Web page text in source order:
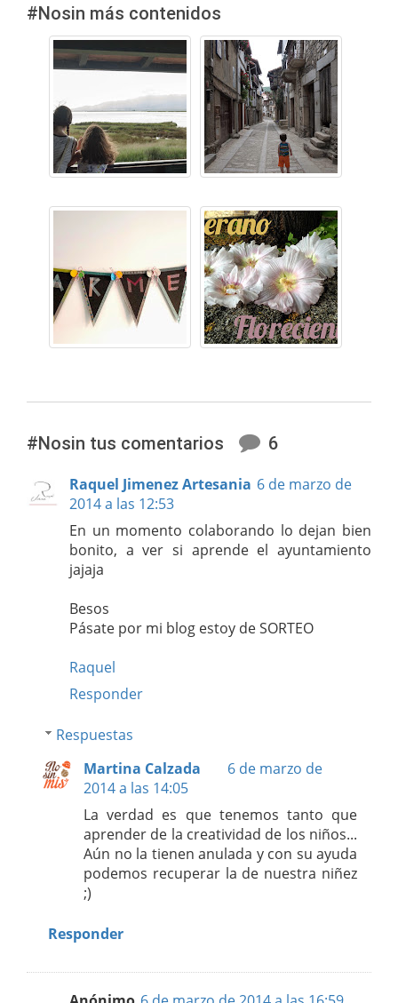
#Nosin más contenidos
#Nosin tus comentarios 6
Raquel Jimenez Artesania 6 de marzo de
2014 a las 12:53
En un momento colaborando lo dejan bien
bonito, a ver si aprende el ayuntamiento
jajaja
Besos
Pásate por mi blog estoy de SORTEO
Raquel
Responder
Respuestas
Martina Calzada
6 de marzo de
2014 a las 14:05
La verdad es que tenemos tanto que
aprender de la creatividad de los niños...
Aún no la tienen anulada y con su ayuda
podemos recuperar la de nuestra niñez
;)
Responder